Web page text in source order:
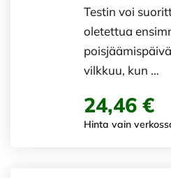
Testin voi
oletettua
vilkkuu, kun …
24,46 €
Hinta vain